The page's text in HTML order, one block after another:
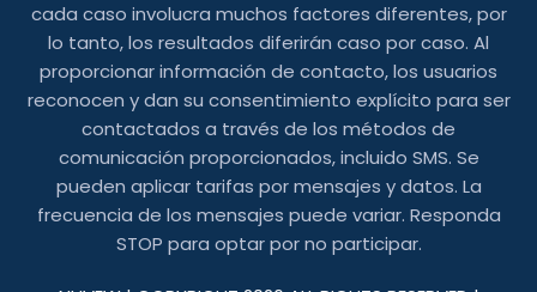
cada caso involucra muchos factores diferentes, por
lo tanto, los resultados diferirán caso por caso. Al
proporcionar información de contacto, los usuarios
reconocen y dan su consentimiento explícito para ser
contactados a través de los métodos de
comunicación proporcionados, incluido SMS. Se
pueden aplicar tarifas por mensajes y datos. La
frecuencia de los mensajes puede variar. Responda
STOP para optar por no participar.